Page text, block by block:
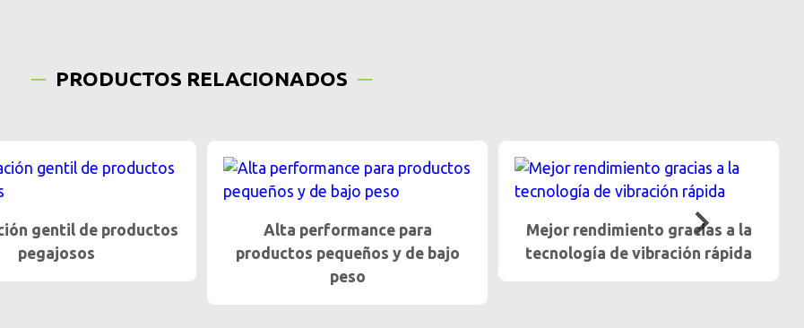
PRODUCTOS RELACIONADOS
gentil de productos
pegajosos
Alta performance para
productos pequeños y de bajo
peso
Mejor rendimiento gracias a la
tecnología de vibración rápida